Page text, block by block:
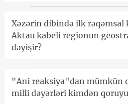
Xəzərin dibində ilk rəqəmsal
Aktau kabeli regionun
dəyişir?
"Ani reaksiya"dan mümkün
milli dəyərləri kimdən